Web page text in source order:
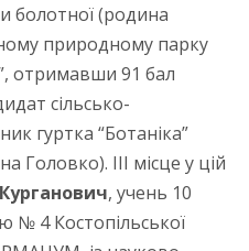
болотної (родина
природному парку
отримавши 91 бал
сільсько-
гуртка “Ботаніка”
ІІІ місце у цій
, учень 10
№ 4 Костопільської